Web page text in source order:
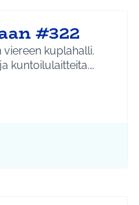
#322
kuplahalli.
kuntoilulaitteita.…
- Jokela